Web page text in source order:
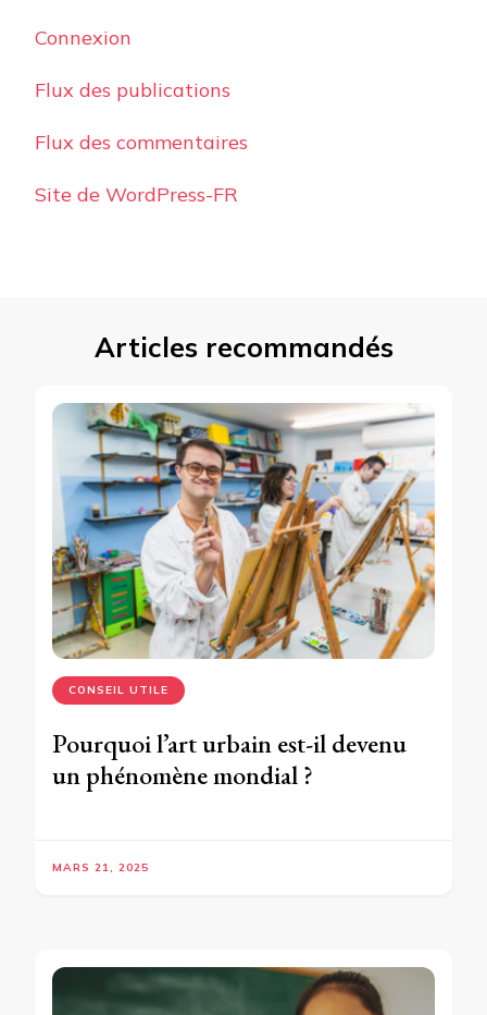
Connexion
Flux des publications
Flux des commentaires
Site de WordPress-FR
Articles recommandés
CONSEIL UTILE
Pourquoi l’art urbain est-il devenu
un phénomène mondial ?
MARS 21, 2025